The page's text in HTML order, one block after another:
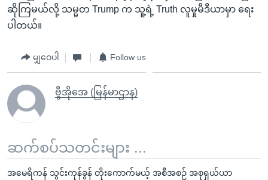
ဆိုကြမယ်လို့ သမ္မတ Trump က သူ့ရဲ့ Truth လူမှုမီဒီယာမှာ ရေး
ပါတယ်။
မျှဝေပါ Follow us
ဗွီအိုအေ (မြန်မာဌာန)
ဆက်စပ်သတင်းများ ...
အမေရိကန် သွင်းကုန်ခွန် တိုးကောက်မယ့် အစီအစဉ် အစုရှယ်ယာ